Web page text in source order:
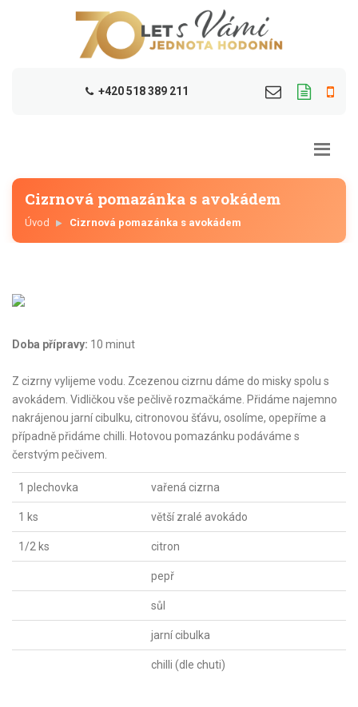
+420 518 389 211
Cizrnová pomazánka s avokádem
Úvod Cizrnová pomazánka s avokádem
Doba přípravy: 10 minut
Z cizrny vylijeme vodu. Zcezenou cizrnu dáme do misky spolu s
avokádem. Vidličkou vše pečlivě rozmačkáme. Přidáme najemno
nakrájenou jarní cibulku, citronovou šťávu, osolíme, opepříme a
případně přidáme chilli. Hotovou pomazánku podáváme s
čerstvým pečivem.
1 plechovka vařená cizrna
1 ks větší zralé avokádo
1/2 ks citron
pepř
sůl
jarní cibulka
chilli (dle chuti)